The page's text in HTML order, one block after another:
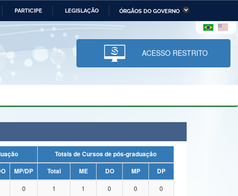
PARTICIPE LEGISLAÇÃO ÓRGÃOS DO GOVERNO
Ministério da Economia Ministério da Infraestrutura
Ministério da Ciência,
Tecnologia, Inovações e
Comunicações
dos Direitos Humanos
ACESSO RESTRITO
graduação
Totais de Cursos de pós-graduação
MP/DP Total ME DO MP
DP
0 1 1 0 0
0